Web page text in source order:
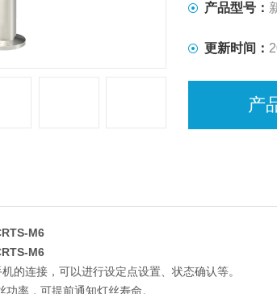
产品型号：
更新时间：
产
M6
M6
的连接，可以进行设定点设置、状态确认等。
率，可提前通知灯丝寿命。